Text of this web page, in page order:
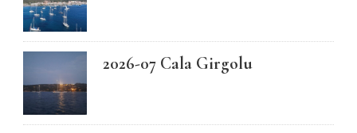
2026-07 Cala Girgolu